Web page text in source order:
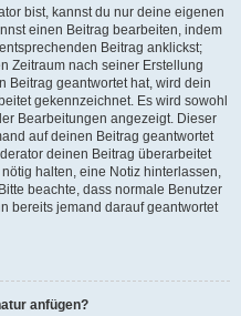
bist, kannst du nur deine eigenen
einen Beitrag bearbeiten, indem
Beitrag anklickst;
Zeitraum nach seiner Erstellung
Beitrag geantwortet hat, wird dein
gekennzeichnet. Es wird sowohl
Bearbeitungen angezeigt. Dieser
auf deinen Beitrag geantwortet
deinen Beitrag überarbeitet
halten, eine Notiz hinterlassen,
beachte, dass normale Benutzer
bereits jemand darauf geantwortet
anfügen?